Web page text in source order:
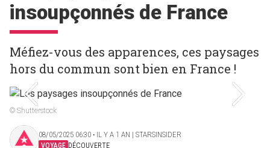
insoupçonnés de France
Méfiez-vous des apparences, ces paysages
hors du commun sont bien en France !
© Shutterstock
08/05/2025 06:30 ‧ IL Y A 1 AN | STARSINSIDER
VOYAGE DÉCOUVERTE